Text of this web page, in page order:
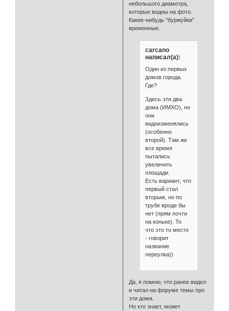
небольшого диаметра,
которые видны на фото.
Какие-нибудь "буржуйки"
временные.
carcano
написал(а):
Один из первых
домов города.
Где?
Здесь эти два
дома (ИМХО), но
они
видоизменялись
(особенно
второй). Там же
все время
пытались
увеличить
площади.
Есть вариант, что
первый стал
вторым, но по
трубе вроде бы
нет (прям почти
на коньке). То
что это то место
- говорит
название
переулка))
Да, я помню, что ранее видел
и читал на форуме темы про
эти дома.
Но кто знает, может